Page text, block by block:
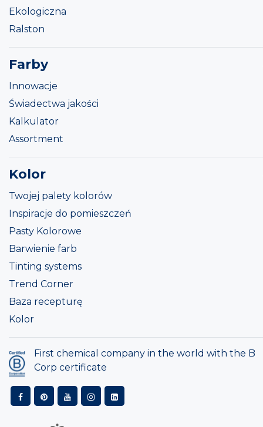
Ekologiczna
Ralston
Farby
Innowacje
Świadectwa jakości
Kalkulator
Assortment
Kolor
Twojej palety kolorów
Inspiracje do pomieszczeń
Pasty Kolorowe
Barwienie farb
Tinting systems
Trend Corner
Baza recepturę
Kolor
First chemical company in the world with the B
Corp certificate